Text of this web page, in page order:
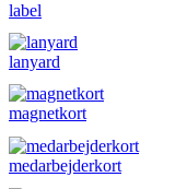
label
lanyard
magnetkort
medarbejderkort